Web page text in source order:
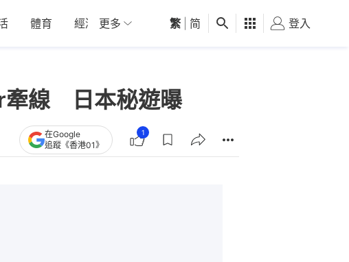
體育 經濟 01深圳 觀點 健康 好食玩飛
更多 繁 简 登入
牽線 日本秘遊曝
在Google
追蹤《香港01》
1